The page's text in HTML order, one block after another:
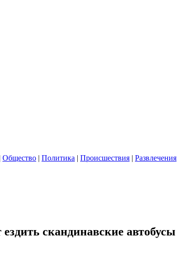
Общество | Политика | Происшествия | Развлечения
скандинавские автобусы